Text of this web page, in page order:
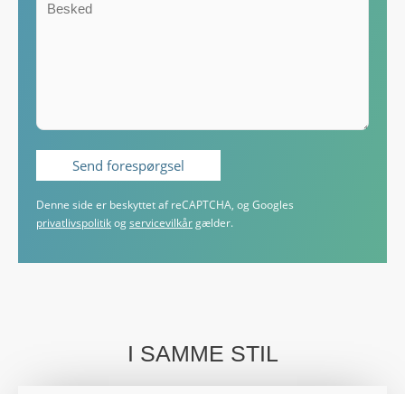
Denne side er beskyttet af reCAPTCHA, og Googles
privatlivspolitik og servicevilkår gælder.
I SAMME STIL